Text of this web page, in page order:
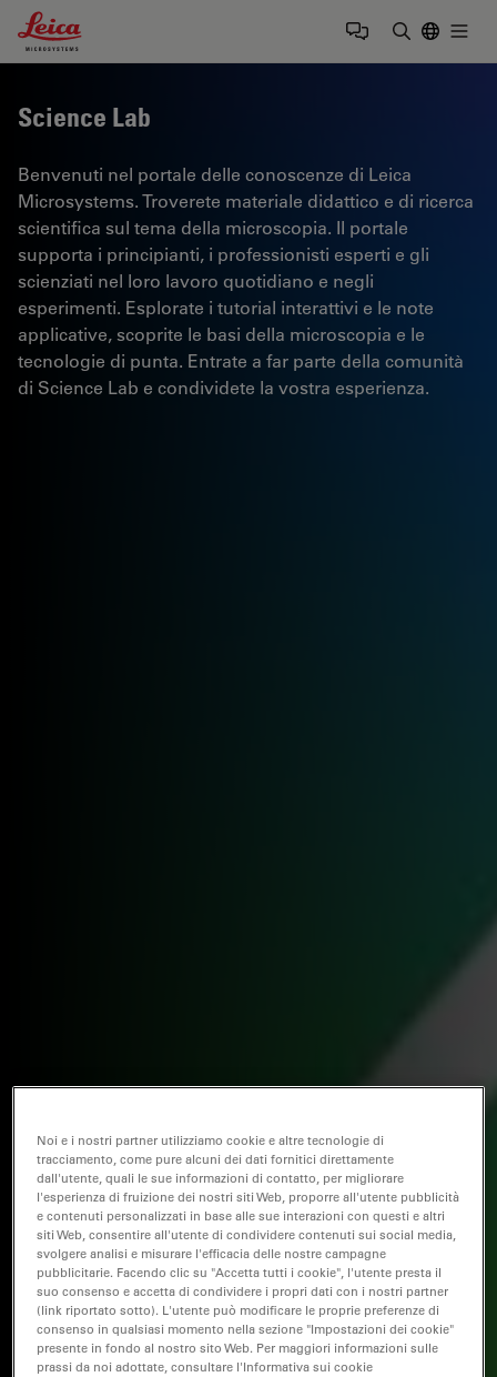
Leica Microsystems Logo
Science Lab
Benvenuti nel portale delle conoscenze di Leica
Microsystems. Troverete materiale didattico e di ricerca
scientifica sul tema della microscopia. Il portale
supporta i principianti, i professionisti esperti e gli
scienziati nel loro lavoro quotidiano e negli
esperimenti. Esplorate i tutorial interattivi e le note
applicative, scoprite le basi della microscopia e le
tecnologie di punta. Entrate a far parte della comunità
di Science Lab e condividete la vostra esperienza.
Noi e i nostri partner utilizziamo cookie e altre tecnologie di
tracciamento, come pure alcuni dei dati fornitici direttamente
dall'utente, quali le sue informazioni di contatto, per migliorare
l'esperienza di fruizione dei nostri siti Web, proporre all'utente pubblicità
e contenuti personalizzati in base alle sue interazioni con questi e altri
siti Web, consentire all'utente di condividere contenuti sui social media,
svolgere analisi e misurare l'efficacia delle nostre campagne
pubblicitarie. Facendo clic su "Accetta tutti i cookie", l'utente presta il
suo consenso e accetta di condividere i propri dati con i nostri partner
(link riportato sotto). L'utente può modificare le proprie preferenze di
consenso in qualsiasi momento nella sezione "Impostazioni dei cookie"
presente in fondo al nostro sito Web. Per maggiori informazioni sulle
prassi da noi adottate, consultare l'Informativa sui cookie